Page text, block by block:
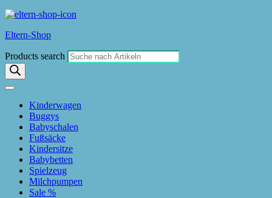
Eltern-Shop
Products search
Kinderwagen
Buggys
Babyschalen
Fußsäcke
Kindersitze
Babybetten
Spielzeug
Milchpumpen
Sale %